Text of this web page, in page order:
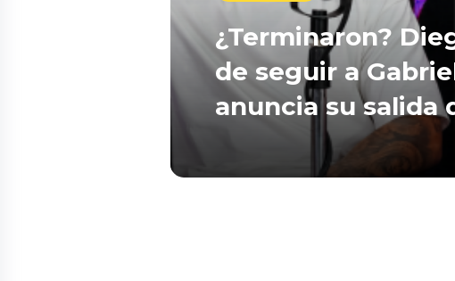
¿Terminaron?
de seguir a
anuncia su salida